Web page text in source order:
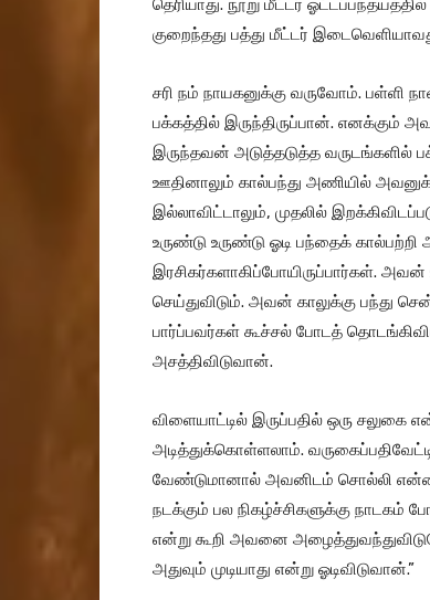
தெரியாது. நூறு மீட்டர்
குறைந்தது பத்து மீட்டர்
சரி நம் நாயகனுக்கு வருவோம். பள்ளி
பக்கத்தில் இருந்திருப்பான். எனக்கும்
இருந்தவன் அடுத்தடுத்த வருடங்களில்
ஊதினாலும் கால்பந்து அணியில்
இல்லாவிட்டாலும், முதலில்
உருண்டு உருண்டு ஓடி பந்தைக் கால்பற்றி
இரசிகர்களாகிப்போயிருப்பார்கள். அவன்
செய்துவிடும். அவன் காலுக்கு பந்து
பார்ப்பவர்கள் கூச்சல் போடத்
அசத்திவிடுவான்.
விளையாட்டில் இருப்பதில் ஒரு
அடித்துக்கொள்ளலாம்.
வேண்டுமானால் அவனிடம் சொல்லி
நடக்கும் பல நிகழ்ச்சிகளுக்கு நாடகம்
என்று கூறி அவனை
அதுவும் முடியாது என்று ஓடிவிடுவான்.”